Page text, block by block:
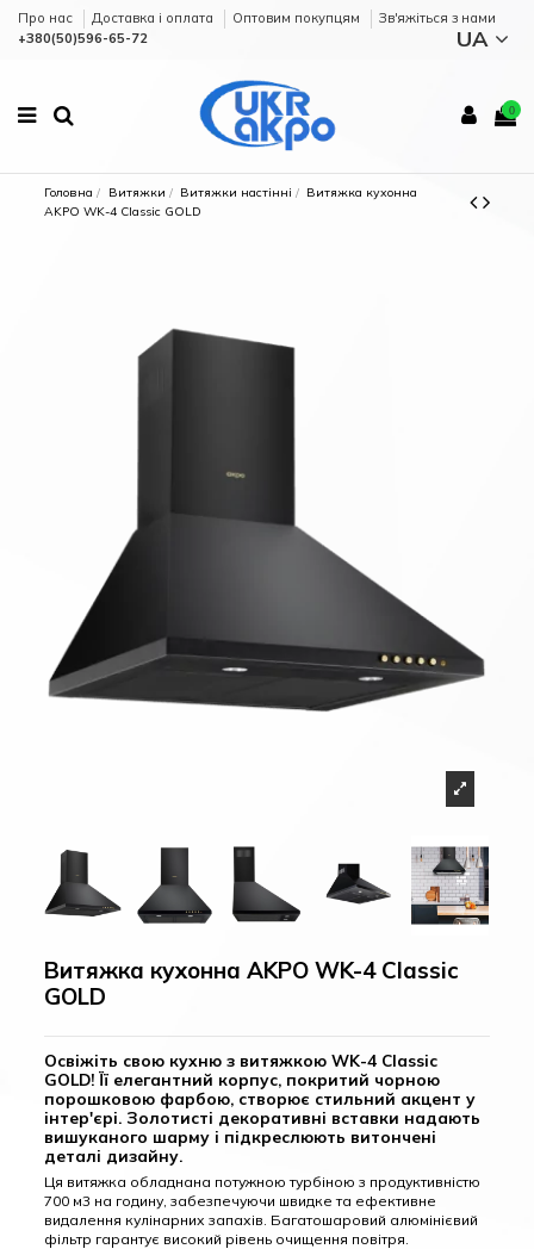
Про нас Доставка і оплата Оптовим покупцям
Зв'яжіться з нами
+380(50)596-65-72
UA
0
Головна Витяжки Витяжки настінні
Витяжка кухонна
AKPO WK-4 Classic GOLD
Витяжка кухонна AKPO WK-4 Classic
GOLD
Освіжіть свою кухню з витяжкою WK-4 Classic
GOLD! Її елегантний корпус, покритий чорною
порошковою фарбою, створює стильний акцент у
інтер'єрі. Золотисті декоративні вставки надають
вишуканого шарму і підкреслюють витончені
деталі дизайну.
Ця витяжка обладнана потужною турбіною з продуктивністю
700 м3 на годину, забезпечуючи швидке та ефективне
видалення кулінарних запахів. Багатошаровий алюмінієвий
фільтр гарантує високий рівень очищення повітря.